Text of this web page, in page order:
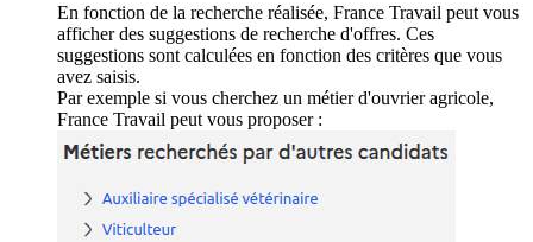
En fonction de la recherche réalisée, France Travail peut vous
afficher des suggestions de recherche d'offres. Ces
suggestions sont calculées en fonction des critères que vous
avez saisis.
Par exemple si vous cherchez un métier d'ouvrier agricole,
France Travail peut vous proposer :